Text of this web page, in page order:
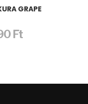
GRAPE
FtCurrent
price